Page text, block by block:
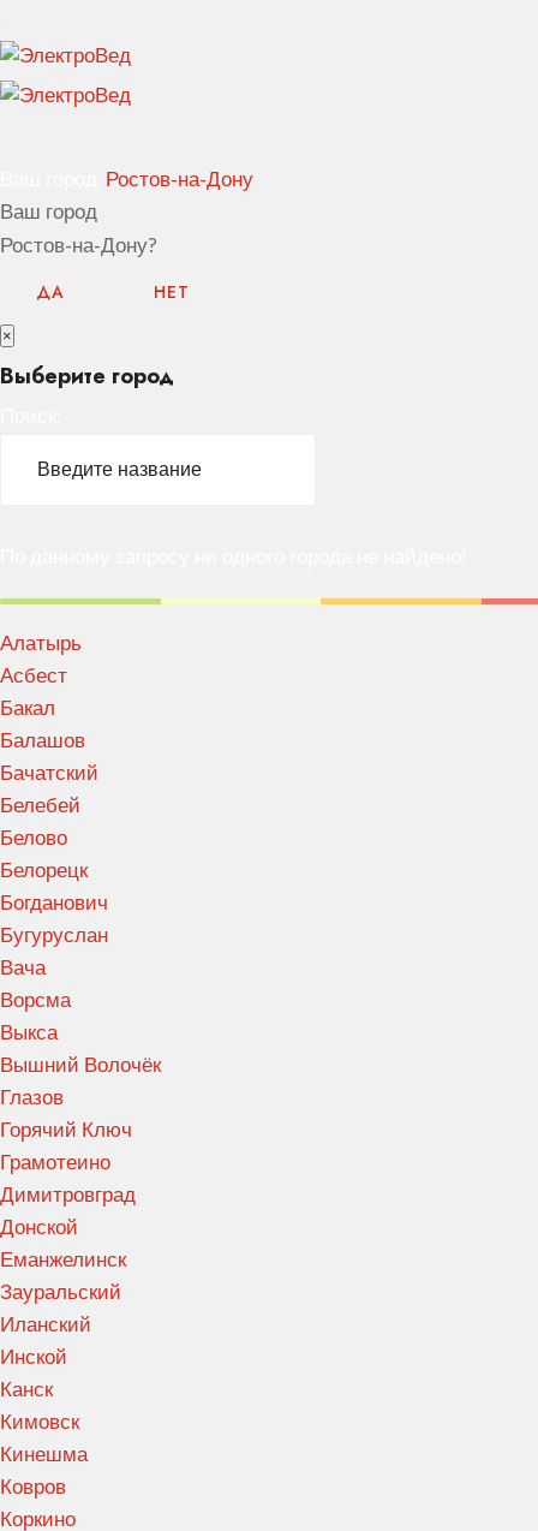
Ростов-на-Дону
Ваш город
Ростов-на-Дону?
ДА НЕТ
×
Выберите город
Алатырь
Асбест
Бакал
Балашов
Бачатский
Белебей
Белово
Белорецк
Богданович
Бугуруслан
Вача
Ворсма
Выкса
Вышний Волочёк
Глазов
Горячий Ключ
Грамотеино
Димитровград
Донской
Еманжелинск
Зауральский
Иланский
Инской
Канск
Кимовск
Кинешма
Ковров
Коркино